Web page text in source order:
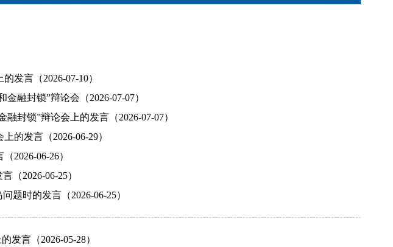
发言（2026-07-10）
融封锁”辩论会（2026-07-07）
封锁”辩论会上的发言（2026-07-07）
的发言（2026-06-29）
2026-06-26）
（2026-06-25）
题时的发言（2026-06-25）
发言（2026-05-28）